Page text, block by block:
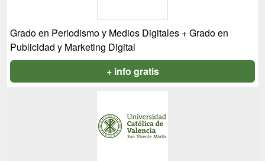
Grado en Periodismo y Medios Digitales + Grado en
Publicidad y Marketing Digital
+ info gratis